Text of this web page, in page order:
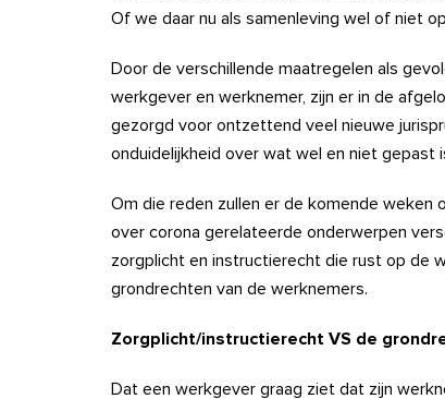
Of we daar nu als samenleving wel of niet
Door de verschillende maatregelen als
werkgever en werknemer, zijn er in de
gezorgd voor ontzettend veel nieuwe
onduidelijkheid over wat wel en niet gepast
Om die reden zullen er de komende weken
over corona gerelateerde onderwerpen
zorgplicht en instructierecht die rust op de
grondrechten van de werknemers.
Zorgplicht/instructierecht VS de
Dat een werkgever graag ziet dat zijn